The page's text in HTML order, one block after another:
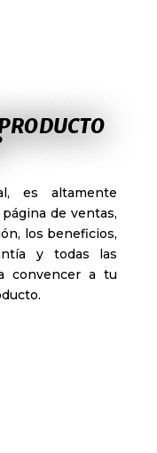
es altamente
de ventas,
los beneficios,
y todas las
convencer a tu